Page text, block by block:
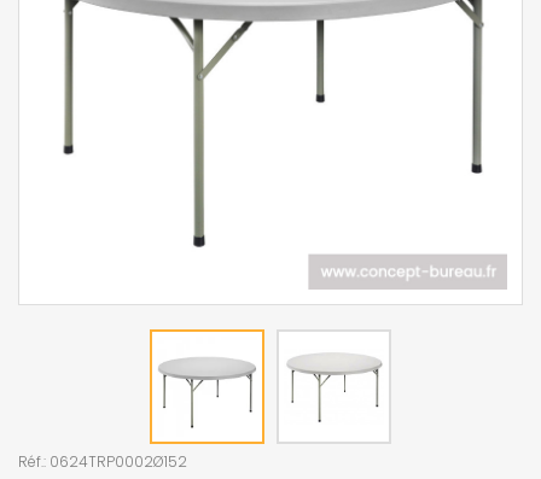
Réf.: 0624TRP0002Ø152